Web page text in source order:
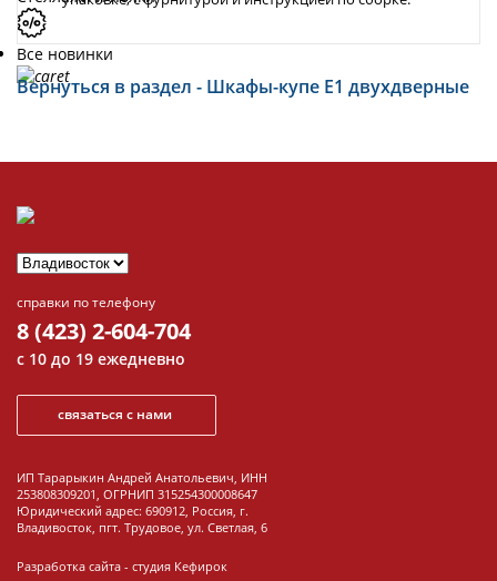
Все новинки
Вернуться в раздел - Шкафы-купе Е1 двухдверные
справки по телефону
8 (423) 2-604-704
с 10 до 19 ежедневно
связаться с нами
ИП Тарарыкин Андрей Анатольевич, ИНН
253808309201, ОГРНИП 315254300008647
Юридический адрес: 690912, Россия, г.
Владивосток, пгт. Трудовое, ул. Светлая, 6
Разработка сайта - студия Кефирок